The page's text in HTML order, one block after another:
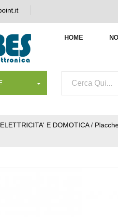
HOME
ELETTRICITA' E DOMOTICA/